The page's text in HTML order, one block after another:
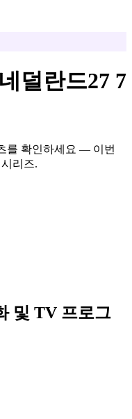
덜란드27 7
를 확인하세요 — 이번
리즈.
및 TV 프로그